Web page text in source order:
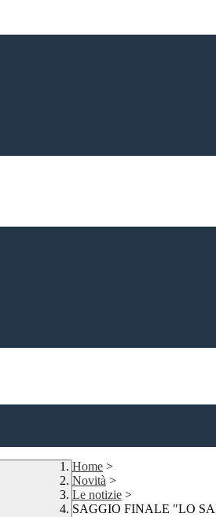
Home >
Novità >
Le notizie >
SAGGIO FINALE "LO